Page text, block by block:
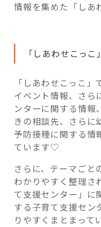
情報を集めた「しあ
「しあわせこっ
「しあわせこっこ」
イベント情報、さら
ンターに関する情報
きの相談先、さらに
予防接種に関する情
ています♡
さらに、テーマごと
わかりやすく整理
て支援センター」に
する子育て支援セン
りやすくまとまって